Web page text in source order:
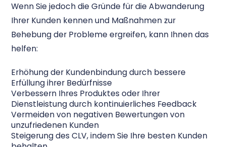
Wenn Sie jedoch die Gründe für die Abwanderung
Ihrer Kunden kennen und Maßnahmen zur
Behebung der Probleme ergreifen, kann Ihnen das
helfen:
Erhöhung der Kundenbindung durch bessere
Erfüllung ihrer Bedürfnisse
Verbessern Ihres Produktes oder Ihrer
Dienstleistung durch kontinuierliches Feedback
Vermeiden von negativen Bewertungen von
unzufriedenen Kunden
Steigerung des CLV, indem Sie Ihre besten Kunden